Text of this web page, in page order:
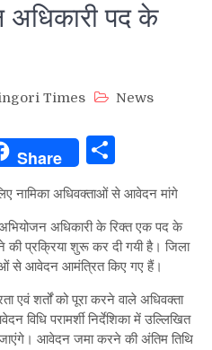
पद के
Times News
Share
नामिका अधिवक्ताओं से आवेदन मांगे
अधिकारी के रिक्त एक पद के
की प्रक्रिया शुरू कर दी गयी है। जिला
से आवेदन आमंत्रित किए गए हैं।
एवं शर्तों को पूरा करने वाले अधिवक्ता
परामर्शी निर्देशिका में उल्लिखित
जाएंगे। आवेदन जमा करने की अंतिम तिथि